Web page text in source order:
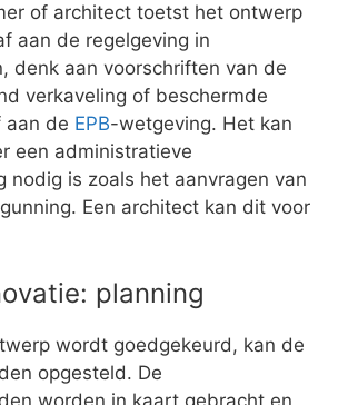
of architect toetst het ontwerp
aan de regelgeving in
denk aan voorschriften van de
verkaveling of beschermde
aan de EPB-wetgeving. Het kan
een administratieve
nodig is zoals het aanvragen van
Een architect kan dit voor
planning
wordt goedgekeurd, kan de
opgesteld. De
worden in kaart gebracht en